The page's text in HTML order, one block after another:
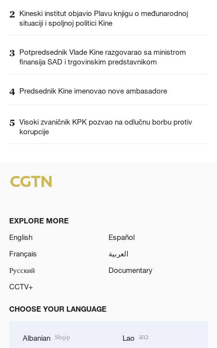
2 Kineski institut objavio Plavu knjigu o međunarodnoj
situaciji i spoljnoj politici Kine
3 Potpredsednik Vlade Kine razgovarao sa ministrom
finansija SAD i trgovinskim predstavnikom
4 Predsednik Kine imenovao nove ambasadore
5 Visoki zvaničnik KPK pozvao na odlučnu borbu protiv
korupcije
EXPLORE MORE
English
Español
Français
العربية
Русский
Documentary
CCTV+
CHOOSE YOUR LANGUAGE
Albanian Shqip Lao ລາວ